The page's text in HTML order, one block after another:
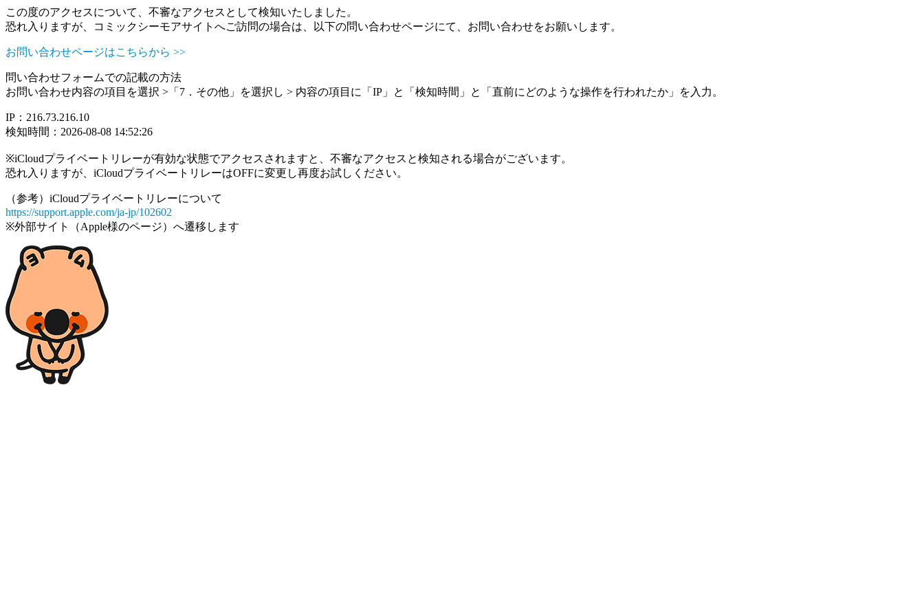
この度のアクセスについて、不審なアクセスとして検知いたしました。
恐れ入りますが、コミックシーモアサイトへご訪問の場合は、以下の問い合わせページにて、お問い合わせをお願いします。
お問い合わせページはこちらから >>
問い合わせフォームでの記載の方法
お問い合わせ内容の項目を選択 >「7．その他」を選択し > 内容の項目に「IP」と「検知時間」と「直前にどのような操作を行われたか」を入力。
IP：216.73.216.10
検知時間：2026-08-08 14:52:26
※iCloudプライベートリレーが有効な状態でアクセスされますと、不審なアクセスと検知される場合がございます。
恐れ入りますが、iCloudプライベートリレーはOFFに変更し再度お試しください。
（参考）iCloudプライベートリレーについて
https://support.apple.com/ja-jp/102602
※外部サイト（Apple様のページ）へ遷移します